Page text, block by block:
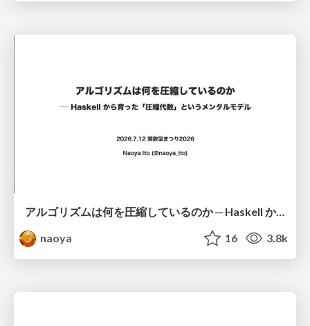
アルゴリズムは何を圧縮しているのか ─ Haskell から育った「圧縮代数」というメンタルモデル
naoya
16 3.8k